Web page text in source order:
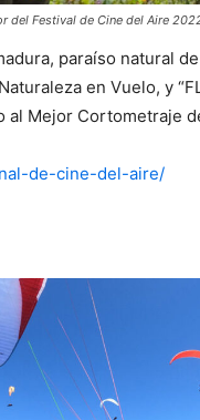
del Festival de Cine del Aire
paraíso natural de
en Vuelo, y
al Mejor Cortometraje
de-cine-del-aire/